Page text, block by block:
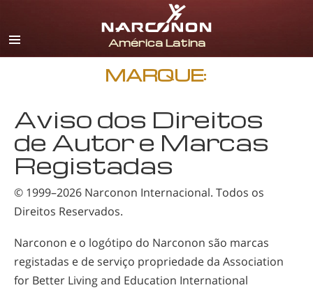
Espanhol
Inglês
Português
Francês
Holandês
Croata
MARQUE:
Aviso dos Direitos
de Autor e Marcas
Registadas
© 1999–2026 Narconon Internacional. Todos os
Direitos Reservados.
Narconon e o logótipo do Narconon são marcas
registadas e de serviço propriedade da Association
for Better Living and Education International